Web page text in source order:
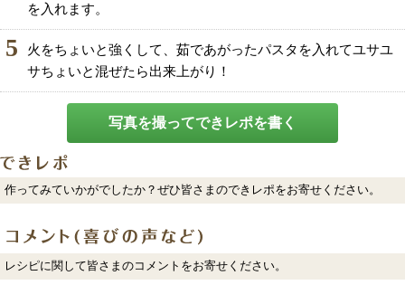
を入れます。
5
火をちょいと強くして、茹であがったパスタを入れてユサユ
サちょいと混ぜたら出来上がり！
写真を撮ってできレポを書く
作ってみていかがでしたか？ぜひ皆さまのできレポをお寄せください。
レシピに関して皆さまのコメントをお寄せください。